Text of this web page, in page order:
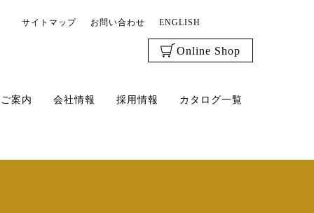
サイトマップ お問い合わせ ENGLISH
Online Shop
案内 会社情報 採用情報 カタログ一覧